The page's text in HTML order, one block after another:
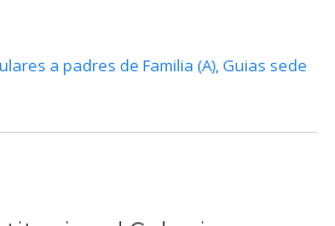
a padres de Familia (A),Guias sede